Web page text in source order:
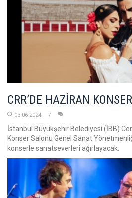
CRR’DE HAZİRAN
03-06-2024
İstanbul Büyükşehir Belediyesi (İBB)
Konser Salonu Genel Sanat
konserle sanatseverleri ağırlayacak.